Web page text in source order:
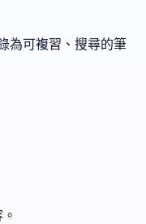
為可複習、搜尋的筆